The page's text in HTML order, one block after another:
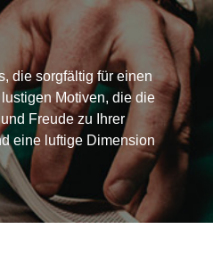
die sorgfältig für einen
Motiven, die die
Freude zu Ihrer
eine luftige Dimension